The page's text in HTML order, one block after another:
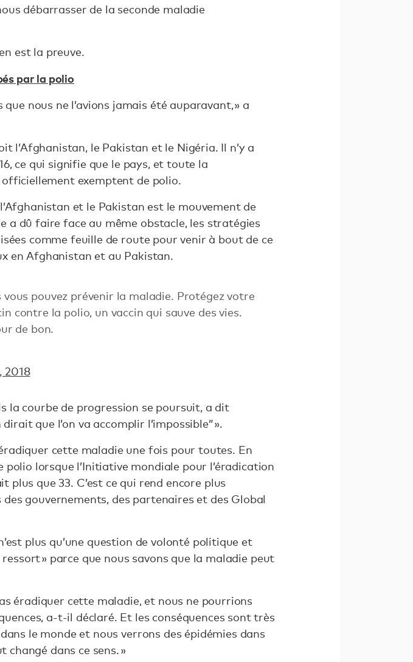
débarrasser de la seconde maladie
est la preuve.
par la polio
nous ne l’avions jamais été auparavant, » a
l’Afghanistan, le Pakistan et le Nigéria. Il n’y a
ce qui signifie que le pays, et toute la
exemptent de polio.
et le Pakistan est le mouvement de
a dû faire face au même obstacle, les stratégies
comme feuille de route pour venir à bout de ce
en Afghanistan et au Pakistan.
vous pouvez prévenir la maladie. Protégez votre
contre la polio, un vaccin qui sauve des vies.
de bon.
2018
la courbe de progression se poursuit, a dit
que l’on va accomplir l’impossible” ».
cette maladie une fois pour toutes. En
lorsque l’Initiative mondiale pour l’éradication
plus que 33. C’est ce qui rend encore plus
gouvernements, des partenaires et des Global
plus qu’une question de volonté politique et
» parce que nous savons que la maladie peut
éradiquer cette maladie, et nous ne pourrions
a-t-il déclaré. Et les conséquences sont très
le monde et nous verrons des épidémies dans
changé dans ce sens. »